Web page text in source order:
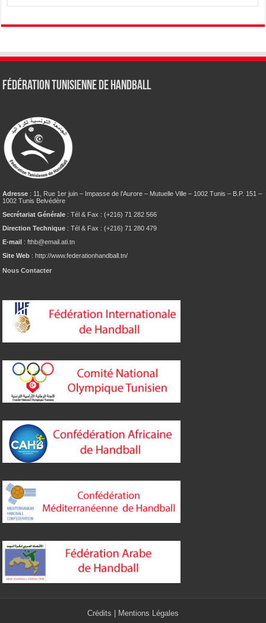
Fédération tunisienne de Handball
Adresse : 11, Rue 1er juin – Impasse de l’Aurore – Mutuelle Ville – 1002 Tunis – B.P. 151 –
1002 Tunis Belvédère
Secrétariat Générale : Tél & Fax : (+216) 71 282 566
Direction Technique : Tél & Fax : (+216) 71 280 479
E-mail : fthb@email.ati.tn
Site Web : http://www.federationhandball.tn/
Nous Contacter
Crédits Mentions Légales